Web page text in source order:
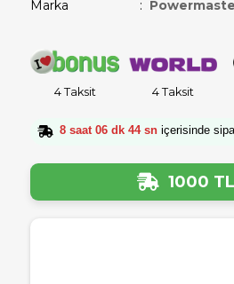
Marka :
4 Taksit 4 Taksit
8 saat 06 dk 44 sn içerisinde
1000